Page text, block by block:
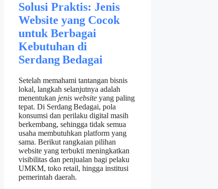
Solusi Praktis: Jenis
Website yang Cocok
untuk Berbagai
Kebutuhan di
Serdang Bedagai
Setelah memahami tantangan bisnis
lokal, langkah selanjutnya adalah
menentukan jenis website yang paling
tepat. Di Serdang Bedagai, pola
konsumsi dan perilaku digital masih
berkembang, sehingga tidak semua
usaha membutuhkan platform yang
sama. Berikut rangkaian pilihan
website yang terbukti meningkatkan
visibilitas dan penjualan bagi pelaku
UMKM, toko retail, hingga institusi
pemerintah daerah.